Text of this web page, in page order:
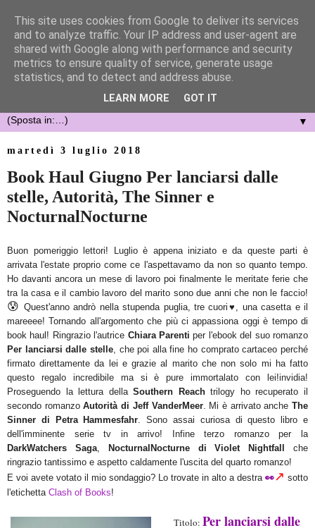
▼
martedì 3 luglio 2018
Book Haul Giugno Per lanciarsi dalle
stelle, Autorità, The Sinner e
NocturnalNocturne
Buon pomeriggio lettori! Luglio è appena iniziato e da queste parti è
arrivata l'estate proprio come ce l'aspettavamo da non so quanto tempo.
Ho davanti ancora un mese di lavoro poi finalmente le meritate ferie che
tra la casa e il cambio lavoro del marito sono due anni che non le faccio!
😰 Quest'anno andrò nella stupenda puglia, tre cuori ♥
, una casetta e il
mareeee! Tornando all'argomento che più ci appassiona oggi è tempo di
book haul! Ringrazio l'autrice Chiara Parenti per l'ebook del suo romanzo
Per lanciarsi dalle stelle, che poi alla fine ho comprato cartaceo perché
firmato direttamente da lei e grazie al marito che non solo mi ha fatto
questo regalo incredibile ma si è pure immortalato con lei!invidia!
Proseguendo la lettura dellaSouthern Reachtrilogy ho recuperato il
secondo romanzoAutorità di Jeff VanderMeer. Mi è arrivato ancheThe
Sinner di Petra Hammesfahr . Sono assai curiosa di questo libro e
dell'imminente serie tv in arrivo! Infine terzo romanzo per la
DarkWatchers Saga, NocturnalNocturne di Violet Nightfall che
ringrazio tantissimo e aspetto caldamente l'uscita del quarto romanzo!
E voi avete votato il mio sondaggio? Lo trovate in alto a destra 👀↗ sotto
l'etichetta Clash of Books!
Titolo: Per lanciarsi dalle
This site uses cookies from Google to deliver its services
and to analyze traffic. Your IP address and user-agent are
shared with Google along with performance and security
metrics to ensure quality of service, generate usage
statistics, and to detect and address abuse.
LEARN MORE GOT IT